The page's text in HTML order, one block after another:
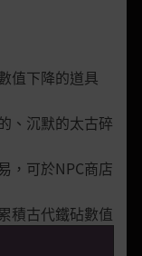
值下降的道具
、沉默的太古碎
，可於NPC商店
積古代鐵砧數值